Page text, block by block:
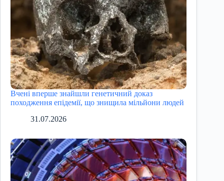
Вчені вперше знайшли генетичний доказ
походження епідемії, що знищила мільйони людей
31.07.2026